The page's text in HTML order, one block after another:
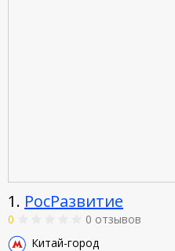
1. РосРазвитие
0
0 отзывов
Китай-город